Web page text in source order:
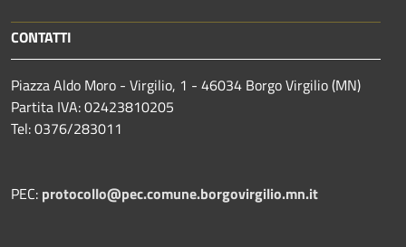
CONTATTI
Piazza Aldo Moro - Virgilio, 1 - 46034 Borgo Virgilio (MN)
Partita IVA: 02423810205
Tel: 0376/283011
PEC: protocollo@pec.comune.borgovirgilio.mn.it